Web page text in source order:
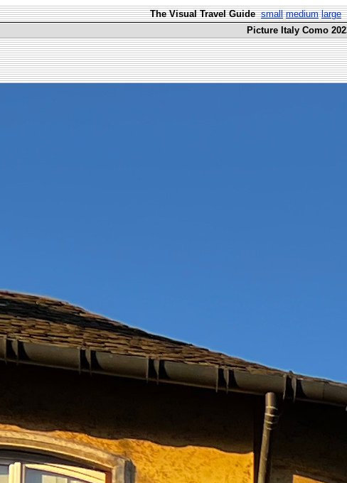
The Visual Travel Guide small medium large
Picture Italy Como